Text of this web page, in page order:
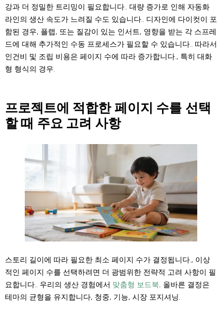
강과 더 정밀한 트리밍이 필요합니다.. 대량 증가로 인해 자동화
라인의 생산 속도가 느려질 수도 있습니다.. 디자인에 다이컷이 포
함된 경우, 플랩, 또는 질감이 있는 인서트, 영향을 받는 각 스프레
드에 대해 추가적인 수동 프로세스가 필요할 수 있습니다.. 따라서
인건비 및 조립 비용은 페이지 수에 따라 증가합니다., 특히 대화
형 형식의 경우.
프로젝트에 적합한 페이지 수를 선택
할 때 주요 고려 사항
스토리 길이에 따라 필요한 최소 페이지 수가 결정됩니다., 이상
적인 페이지 수를 선택하려면 더 광범위한 전략적 고려 사항이 필
요합니다.. 우리의 생산 경험에서 맞춤형 보드북, 올바른 결정은
테마의 균형을 유지합니다, 청중, 기능, 시장 포지셔닝.